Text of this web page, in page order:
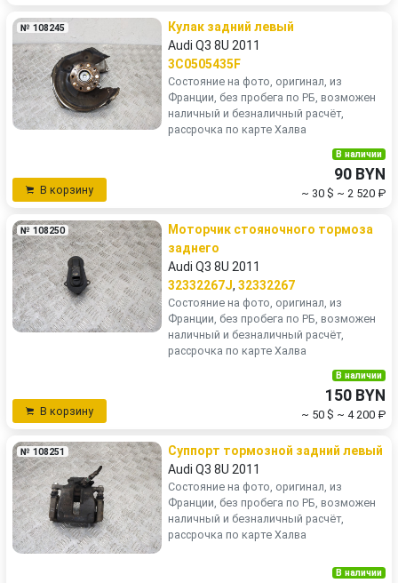
№ 108245
Кулак задний левый
Audi Q3 8U 2011
3C0505435F
Состояние на фото, оригинал, из
Франции, без пробега по РБ, возможен
наличный и безналичный расчёт,
рассрочка по карте Халва
В корзину
В наличии
90 BYN
~ 30 $ ~ 2 520 ₽
№ 108250
Моторчик стояночного тормоза
заднего
Audi Q3 8U 2011
32332267J, 32332267
Состояние на фото, оригинал, из
Франции, без пробега по РБ, возможен
наличный и безналичный расчёт,
рассрочка по карте Халва
В корзину
В наличии
150 BYN
~ 50 $ ~ 4 200 ₽
№ 108251
Суппорт тормозной задний левый
Audi Q3 8U 2011
Состояние на фото, оригинал, из
Франции, без пробега по РБ, возможен
наличный и безналичный расчёт,
рассрочка по карте Халва
В наличии